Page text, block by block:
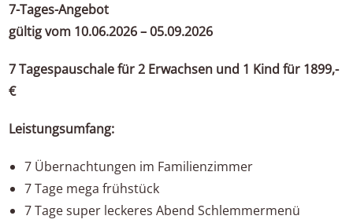
7-Tages-Angebot
gültig vom 10.06.2026 – 05.09.2026
7 Tagespauschale für 2 Erwachsen und 1 Kind für 1899,-
€
Leistungsumfang:
7 Übernachtungen im Familienzimmer
7 Tage mega frühstück
7 Tage super leckeres Abend Schlemmermenü